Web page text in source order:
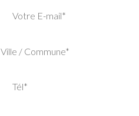
Votre E-mail*
Ville / Commune*
Tél*